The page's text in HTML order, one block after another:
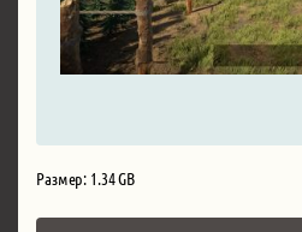
Размер: 1.34 GB